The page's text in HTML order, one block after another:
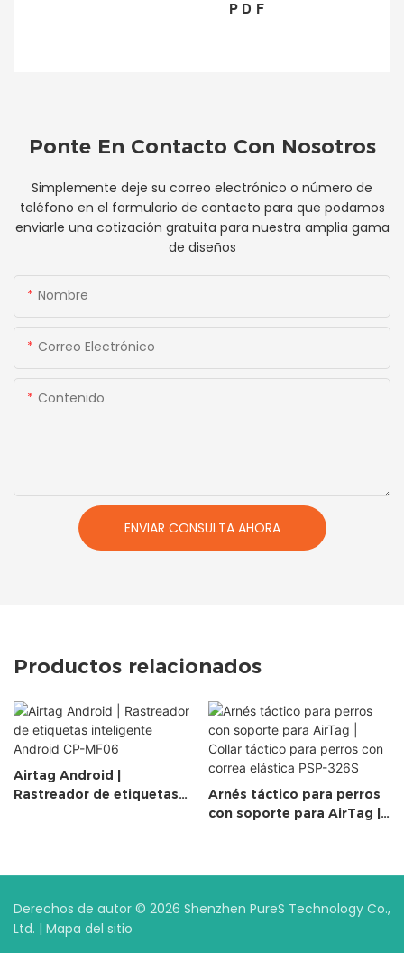
PDF
Ponte En Contacto Con Nosotros
Simplemente deje su correo electrónico o número de
teléfono en el formulario de contacto para que podamos
enviarle una cotización gratuita para nuestra amplia gama
de diseños
Nombre
Correo Electrónico
Contenido
ENVIAR CONSULTA AHORA
Productos relacionados
Airtag Android |
Rastreador de etiquetas
Arnés táctico para perros
con soporte para AirTag |
Derechos de autor © 2026 Shenzhen PureS Technology Co.,
Ltd. | Mapa del sitio